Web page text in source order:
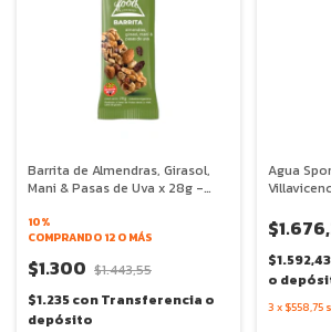
Barrita de Almendras, Girasol,
Mani & Pasas de Uva x 28g -
10%
COMPRANDO 12 O MÁS
$1.300 $1.443,55
$1.235conTransferencia o
depósito
Agua
$1.592,43
o
3 x $558,75